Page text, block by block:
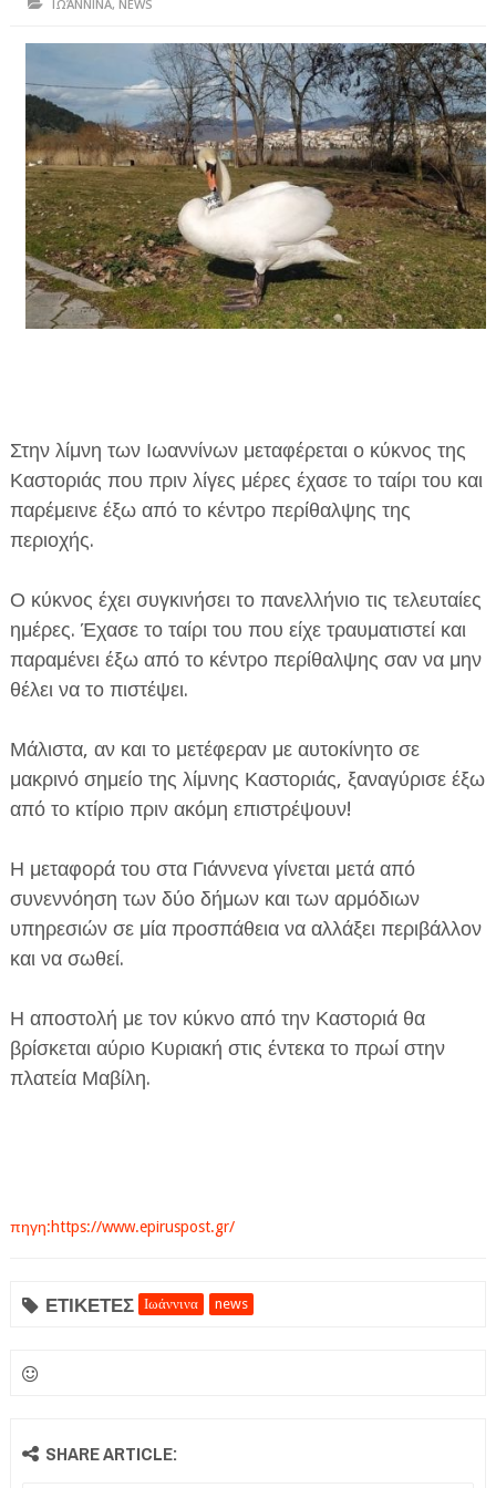
ΗΠΕΙΡΟΣ
ΑΡΤΑ
ΙΩΑΝΝΙΝΑ
ΘΕΣΠΡΩΤΙΑ
ΙΟΝΙΑ ΝΗΣΙΑ
ΚΑΙ ΕΛΛΑΔΑ
ΥΓΕΙΑ-ΟΜΟΡΦΙΑ
ΤΕΧΝΟΛΟΓΙΑ
ΔΙΕΘΝΗ
ΕΦΗΜΕΡΙΔΑ Η ΠΑΡΓΑ
ΙΩΆΝΝΙΝΑ, NEWS
Στην λίμνη των Ιωαννίνων μεταφέρεται ο κύκνος της
Καστοριάς που πριν λίγες μέρες έχασε το ταίρι του και
παρέμεινε έξω από το κέντρο περίθαλψης της
περιοχής.
Ο κύκνος έχει συγκινήσει το πανελλήνιο τις τελευταίες
ημέρες. Έχασε το ταίρι του που είχε τραυματιστεί και
παραμένει έξω από το κέντρο περίθαλψης σαν να μην
θέλει να το πιστέψει.
Μάλιστα, αν και το μετέφεραν με αυτοκίνητο σε
μακρινό σημείο της λίμνης Καστοριάς, ξαναγύρισε έξω
από το κτίριο πριν ακόμη επιστρέψουν!
Η μεταφορά του στα Γιάννενα γίνεται μετά από
συνεννόηση των δύο δήμων και των αρμόδιων
υπηρεσιών σε μία προσπάθεια να αλλάξει περιβάλλον
και να σωθεί.
Η αποστολή με τον κύκνο από την Καστοριά θα
βρίσκεται αύριο Κυριακή στις έντεκα το πρωί στην
πλατεία Μαβίλη.
πηγη:https://www.epiruspost.gr/
ΕΤΙΚΕΤΕΣ Ιωάννινα news
SHARE ARTICLE: